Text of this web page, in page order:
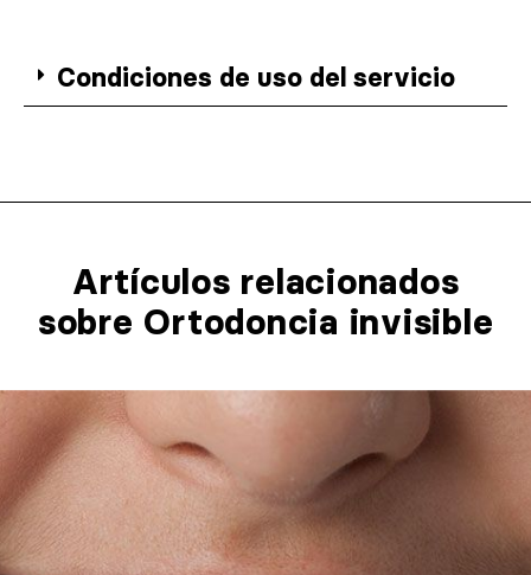
Condiciones de uso del servicio
Artículos relacionados​
sobre Ortodoncia invisible